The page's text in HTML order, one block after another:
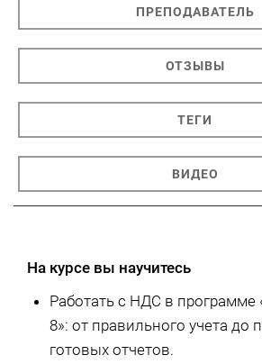
ПРЕПОДАВАТЕЛЬ
ОТЗЫВЫ
ТЕГИ
ВИДЕО
На курсе вы научитесь
Работать с НДС в программе
8»: от правильного учета до
готовых отчетов.